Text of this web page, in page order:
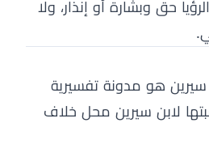
حق وبشارة أو إنذار، ولا
سيرين هو مدونة تفسيرية
لابن سيرين محل خلاف